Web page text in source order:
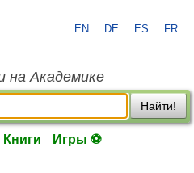
EN DE ES FR
на Академике
Найти!
Книги Игры ⚽